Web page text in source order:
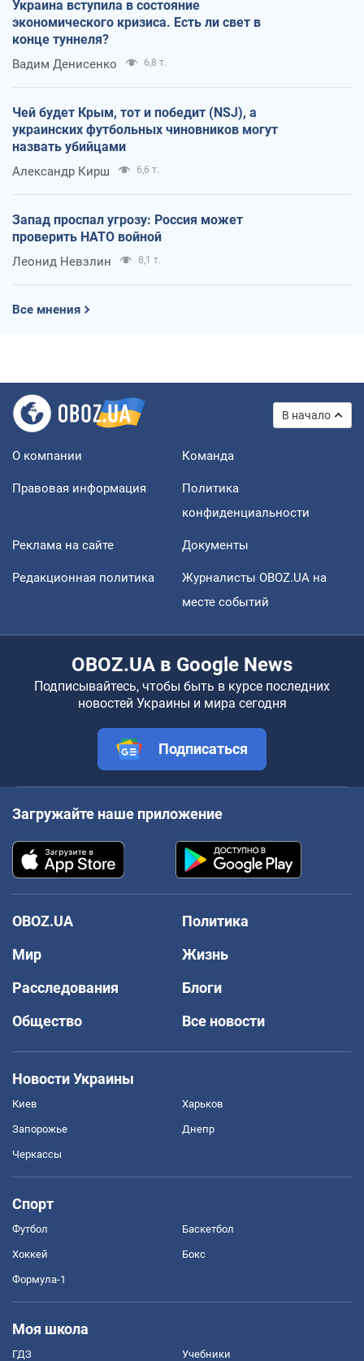
Украина вступила в состояние
экономического кризиса. Есть ли свет в
конце туннеля?
Вадим Денисенко 6,8 т.
Чей будет Крым, тот и победит (NSJ), а
украинских футбольных чиновников могут
назвать убийцами
Александр Кирш 6,6 т.
Запад проспал угрозу: Россия может
проверить НАТО войной
Леонид Невзлин 8,1 т.
Все мнения
В начало
О компании Команда
Правовая информация
Политика
конфиденциальности
Реклама на сайте Документы
Редакционная политика
Журналисты OBOZ.UA на
месте событий
OBOZ.UA в Google News
Подписывайтесь, чтобы быть в курсе последних
новостей Украины и мира сегодня
Подписаться
Загружайте наше приложение
OBOZ.UA
Политика
Мир
Жизнь
Расследования
Блоги
Общество
Все новости
Новости Украины
Киев Харьков
Запорожье Днепр
Черкассы
Спорт
Футбол Баскетбол
Хоккей Бокс
Формула-1
Моя школа
ГДЗ Учебники